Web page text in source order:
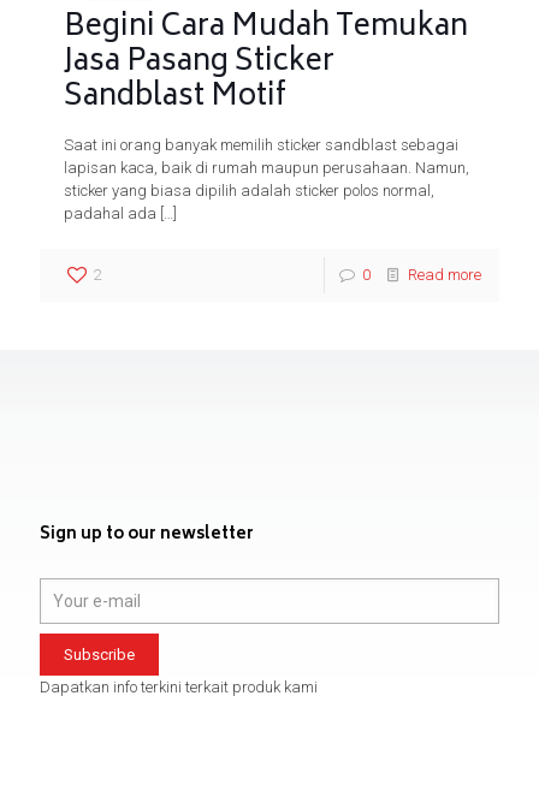
Begini Cara Mudah Temukan
Jasa Pasang Sticker
Sandblast Motif
Saat ini orang banyak memilih sticker sandblast sebagai
lapisan kaca, baik di rumah maupun perusahaan. Namun,
sticker yang biasa dipilih adalah sticker polos normal,
padahal ada […]
2 0 Read more
Sign up to our newsletter
Dapatkan info terkini terkait produk kami